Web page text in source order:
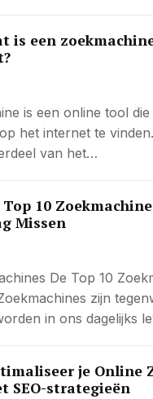
is een
is een online tool
het internet te
van het…
Top 10
Missen
De Top 10
zijn
in ons dagelijks
je Online
SEO-strategieën